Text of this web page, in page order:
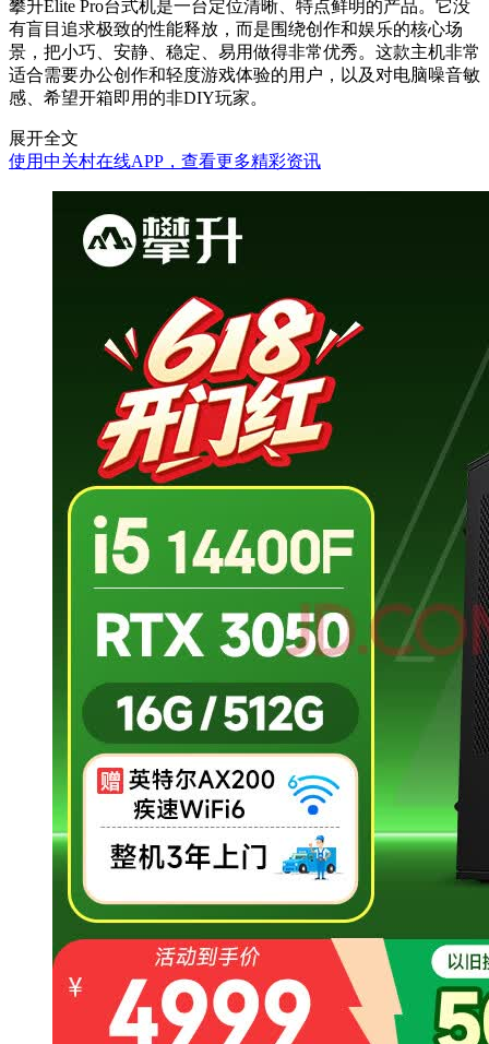
攀升Elite Pro台式机是一台定位清晰、特点鲜明的产品。它没
有盲目追求极致的性能释放，而是围绕创作和娱乐的核心场
景，把小巧、安静、稳定、易用做得非常优秀。这款主机非常
适合需要办公创作和轻度游戏体验的用户，以及对电脑噪音敏
感、希望开箱即用的非DIY玩家。
展开全文
使用中关村在线APP，查看更多精彩资讯